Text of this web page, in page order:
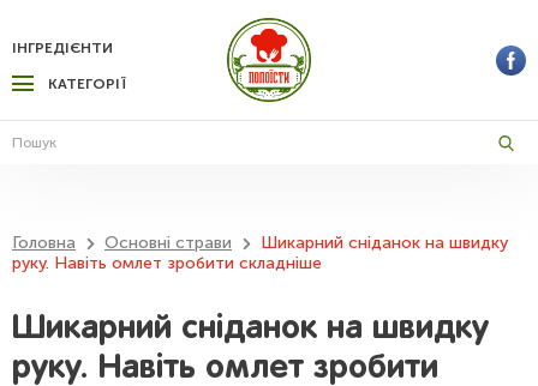
КАТЕГОРІЇ
ІНГРЕДІЄНТИ
Головна Основні страви
Шикарний сніданок на швидку
руку. Навіть омлет зробити складніше
Шикарний сніданок на швидку
руку. Навіть омлет зробити